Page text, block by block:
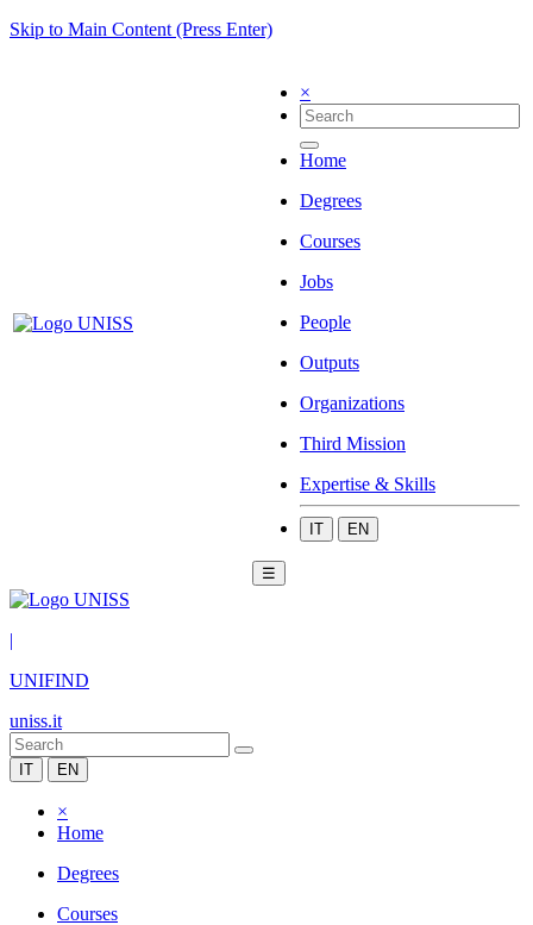
Skip to Main Content (Press Enter)
×
Home
Degrees
Courses
Jobs
People
Outputs
Organizations
Third Mission
Expertise & Skills
IT EN
☰
|
UNIFIND
uniss.it
IT EN
×
Home
Degrees
Courses